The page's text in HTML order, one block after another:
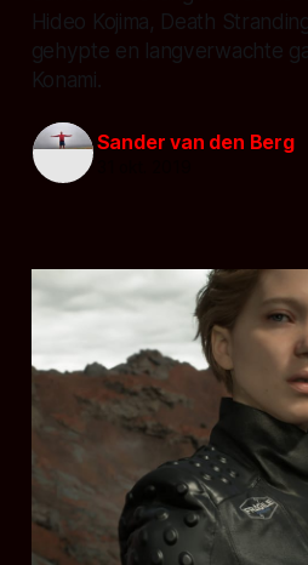
Hideo Kojima, Death
gehypte en langverwachte
Konami.
Sander van den Berg